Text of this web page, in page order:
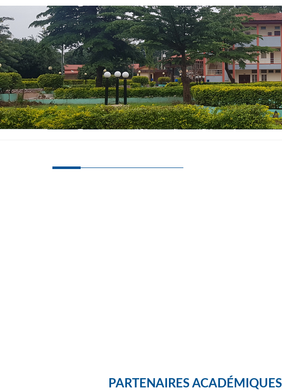
PARTENAIRES ACADÉMIQUES